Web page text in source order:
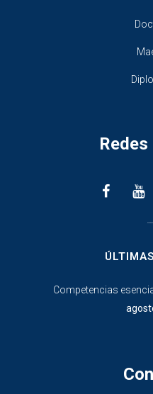
Competencias